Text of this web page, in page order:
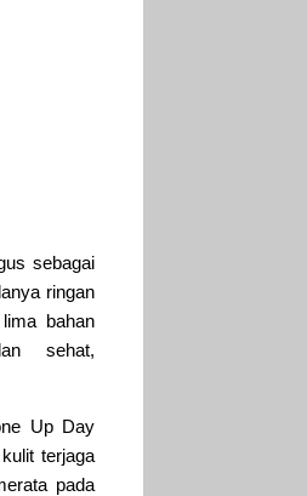
sebagai
ringan
bahan
sehat,
Up Day
terjaga
pada